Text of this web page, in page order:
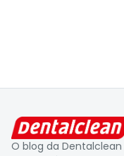
O blog da